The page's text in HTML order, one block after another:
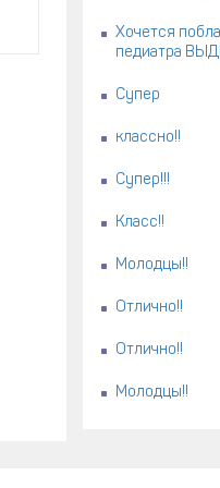
Хочется
педиатра
Супер
классно!!
Супер!!!
Класс!!
Молодцы!!
Отлично!!
Отлично!!
Молодцы!!